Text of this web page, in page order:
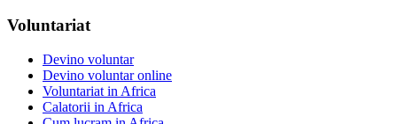
Voluntariat
Devino voluntar
Devino voluntar online
Voluntariat in Africa
Calatorii in Africa